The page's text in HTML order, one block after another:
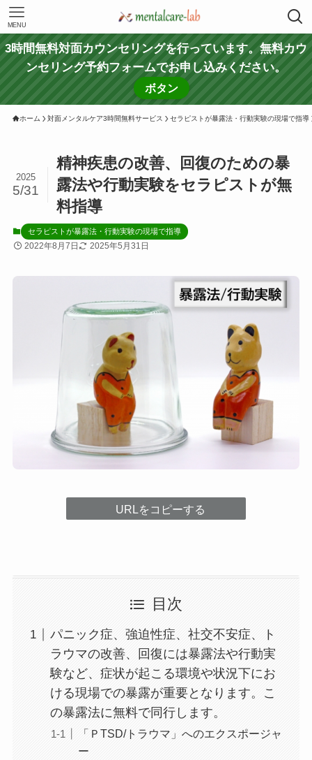
MENU
3時間無料対面カウンセリングを行っています。無料カウ
ンセリング予約フォームでお申し込みください。
ボタン
ホーム 対面メンタルケア3時間無料サービス セラピストが暴露法・行動実験の現場で指導
精神疾患の改善、回復のための暴
露法や行動実験をセラピストが無
料指導
2025
5/31
セラピストが暴露法・行動実験の現場で指導
2022年8月7日 2025年5月31日
URLをコピーする
目次
パニック症、強迫性症、社交不安症、ト
ラウマの改善、回復には暴露法や行動実
験など、症状が起こる環境や状況下にお
ける現場での暴露が重要となります。こ
の暴露法に無料で同行します。
「ＰTSD/トラウマ」へのエクスポージャ
ー